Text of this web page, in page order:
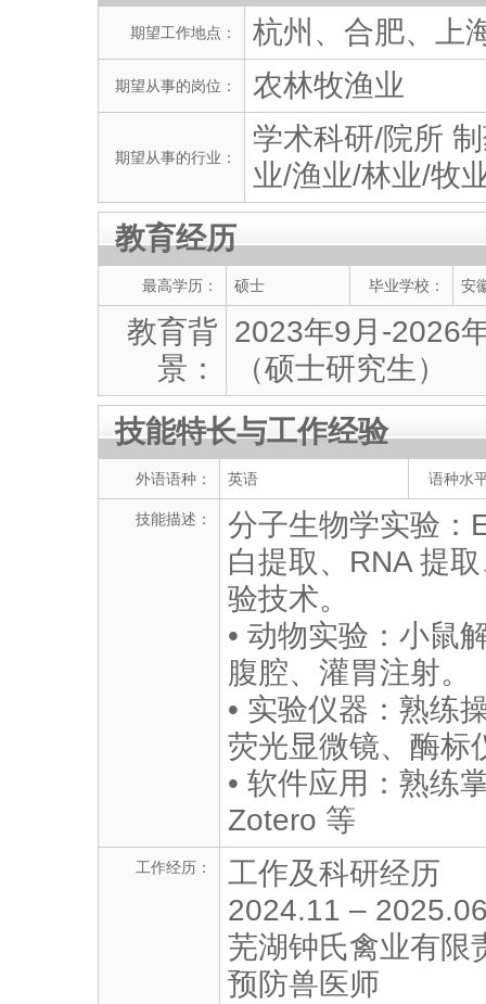
期望工作地点： 杭州、合肥、上
期望从事的岗位： 农林牧渔业
期望从事的行业：
学术科研/院所
业/渔业/林业/牧
教育经历
最高学历： 硕士 毕业学校： 安
教育背
景：
2023年9月-2026
（硕士研究生）
技能特长与工作经验
外语语种： 英语 语种水
技能描述：
分子生物学实验：
白提取、RNA 提
验技术。
• 动物实验：小鼠
腹腔、灌胃注射。
• 实验仪器：熟练
荧光显微镜、酶标
• 软件应用：熟练
Zotero 等
工作经历：
工作及科研经历
2024.11 –
芜湖钟氏禽业有限
预防兽医师